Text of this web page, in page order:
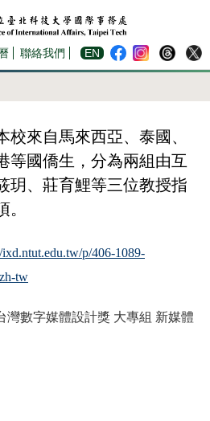
聯絡我們 EN
校來自馬來西亞、泰國、
等國僑生，分為兩組由互
玥、莊育鯉等三位教授指
ixd.ntut.edu.tw/p/406-1089-
tw
灣數字媒體設計獎 大專組 新媒體